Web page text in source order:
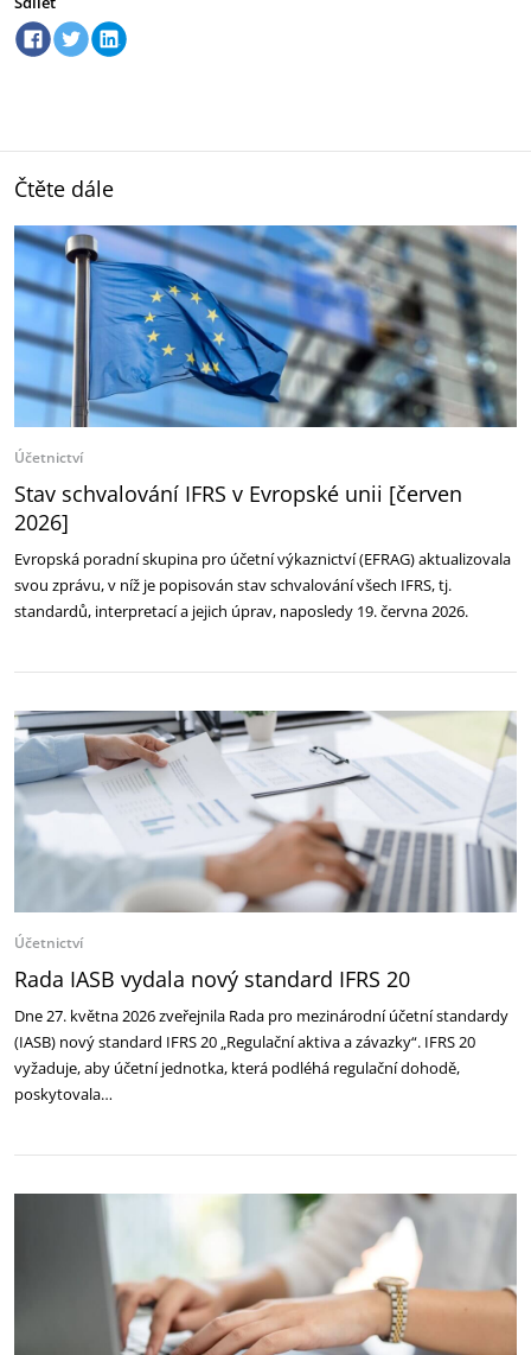
Čtěte dále
Účetnictví
Stav schvalování IFRS v Evropské unii [červen
2026]
Evropská poradní skupina pro účetní výkaznictví (EFRAG) aktualizovala
svou zprávu, v níž je popisován stav schvalování všech IFRS, tj.
standardů, interpretací a jejich úprav, naposledy 19. června 2026.
Účetnictví
Rada IASB vydala nový standard IFRS 20
Dne 27. května 2026 zveřejnila Rada pro mezinárodní účetní standardy
(IASB) nový standard IFRS 20 „Regulační aktiva a závazky“. IFRS 20
vyžaduje, aby účetní jednotka, která podléhá regulační dohodě,
poskytovala…